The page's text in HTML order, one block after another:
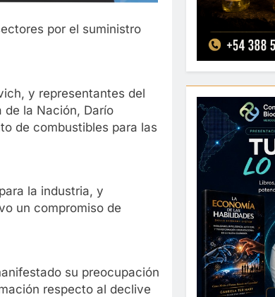
por el suministro
y representantes del
de la Nación, Darío
de combustibles para las
para la industria, y
un compromiso de
su preocupación
respecto al declive